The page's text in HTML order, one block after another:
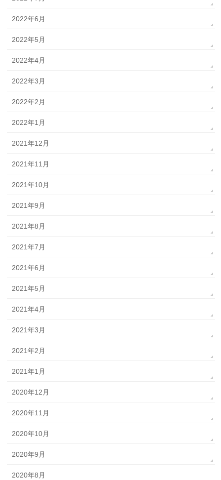
2022年6月
2022年5月
2022年4月
2022年3月
2022年2月
2022年1月
2021年12月
2021年11月
2021年10月
2021年9月
2021年8月
2021年7月
2021年6月
2021年5月
2021年4月
2021年3月
2021年2月
2021年1月
2020年12月
2020年11月
2020年10月
2020年9月
2020年8月